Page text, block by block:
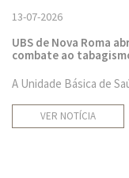
13-07-2026
UBS de Nova Roma
combate ao
A Unidade Básica de
VER NOTÍCIA